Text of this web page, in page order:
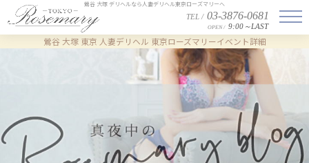
TEL / 03-3876-0681
OPEN / 9:00～LAST
鶯谷 大塚 デリヘルなら人妻デリヘル東京ローズマリーへ
鶯谷 大塚 東京 人妻デリヘル 東京ローズマリーイベント詳細